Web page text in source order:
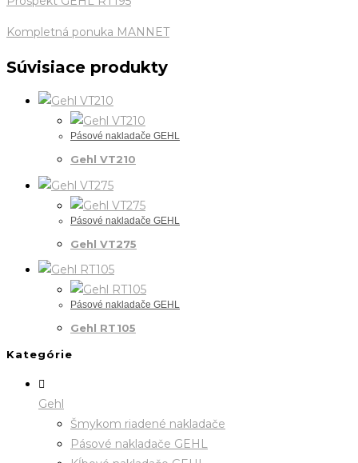
Kompletná ponuka MANNET
Súvisiace produkty
Pásové nakladače GEHL
Gehl VT210
Pásové nakladače GEHL
Gehl VT275
Pásové nakladače GEHL
Gehl RT105
Kategórie
Gehl
Šmykom riadené nakladače
Pásové nakladače GEHL